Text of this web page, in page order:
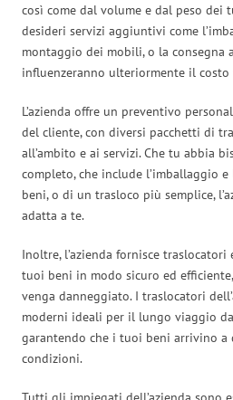
così come dal volume e dal peso dei
desideri servizi aggiuntivi come
montaggio dei mobili, o la consegna
influenzeranno ulteriormente il costo
L’azienda offre un preventivo
del cliente, con diversi pacchetti di
all’ambito e ai servizi. Che tu abbia
completo, che include l’imballaggio
beni, o di un trasloco più semplice,
adatta a te.
Inoltre, l’azienda fornisce
tuoi beni in modo sicuro ed
venga danneggiato. I traslocatori
moderni ideali per il lungo viaggio da
garantendo che i tuoi beni arrivino a
condizioni.